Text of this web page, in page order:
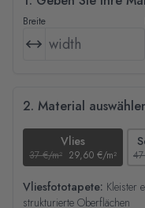
Breite
2. Material
Vlies
37 €/m² 29,60 €/m²
Vliesfototapete: Kleister
strukturierte Oberflächen